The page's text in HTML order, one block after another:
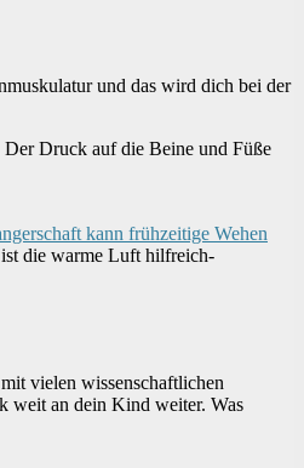
und das wird dich bei der
Druck auf die Beine und Füße
kann frühzeitige Wehen
ist die warme Luft hilfreich-
vielen wissenschaftlichen
weit an dein Kind weiter. Was